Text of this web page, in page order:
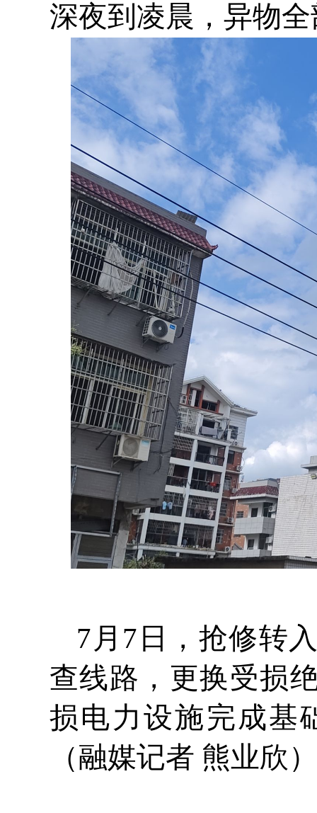
深夜到凌晨，异物
7月7日，抢修转
查线路，更换受损
损电力设施完成基
（融媒记者 熊业欣）